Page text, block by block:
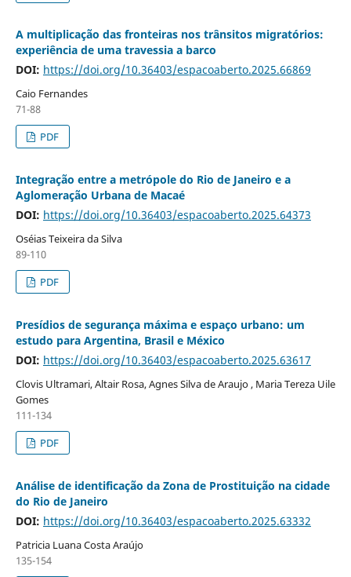
A multiplicação das fronteiras nos trânsitos migratórios:
experiência de uma travessia a barco
DOI: https://doi.org/10.36403/espacoaberto.2025.66869
Caio Fernandes
71-88
PDF
Integração entre a metrópole do Rio de Janeiro e a
Aglomeração Urbana de Macaé
DOI: https://doi.org/10.36403/espacoaberto.2025.64373
Oséias Teixeira da Silva
89-110
PDF
Presídios de segurança máxima e espaço urbano: um
estudo para Argentina, Brasil e México
DOI: https://doi.org/10.36403/espacoaberto.2025.63617
Clovis Ultramari, Altair Rosa, Agnes Silva de Araujo , Maria Tereza Uile
Gomes
111-134
PDF
Análise de identificação da Zona de Prostituição na cidade
do Rio de Janeiro
DOI: https://doi.org/10.36403/espacoaberto.2025.63332
Patricia Luana Costa Araújo
135-154